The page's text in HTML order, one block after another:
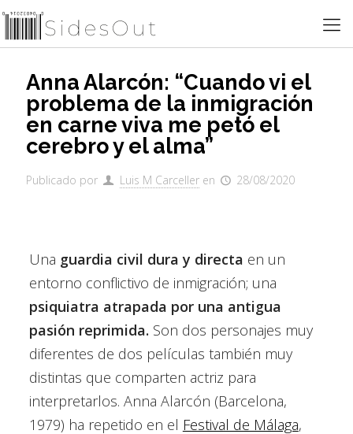
Anna Alarcón: “Cuando vi el
problema de la inmigración
en carne viva me petó el
cerebro y el alma”
Publicado por Luis M Carceller en 28/08/2020
Una guardia civil dura y directa en un
entorno conflictivo de inmigración; una
psiquiatra atrapada por una antigua
pasión reprimida. Son dos personajes muy
diferentes de dos películas también muy
distintas que comparten actriz para
interpretarlos. Anna Alarcón (Barcelona,
1979) ha repetido en el Festival de Málaga,